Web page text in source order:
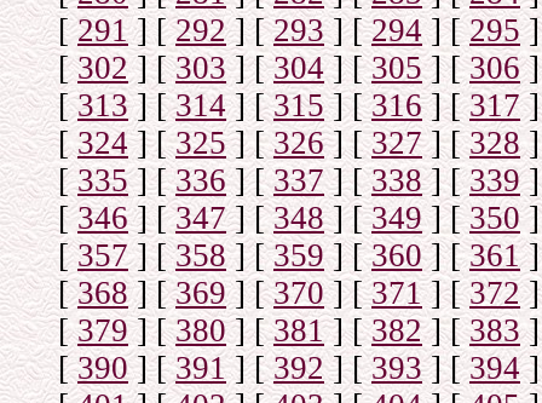
[291] [292] [293] [294] [ 295]
[302] [303] [304] [305] [306]
[313] [314] [315] [316] [317]
[324] [325] [326] [327] [328]
[335] [336] [337] [338] [339]
[346] [347] [348] [349] [ 350]
[357] [358] [359] [360] [361]
[368] [369] [370] [371] [372]
[379] [380] [381] [382] [383]
[390] [391] [392] [393] [394]